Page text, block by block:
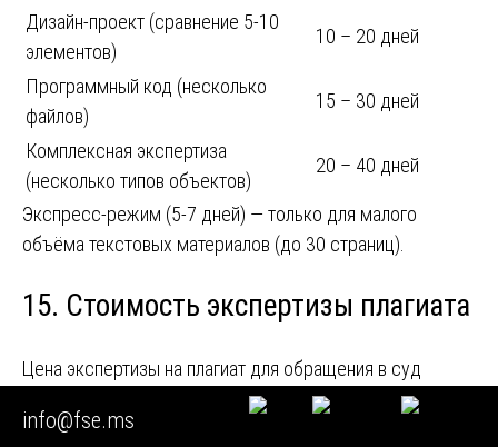
Дизайн-проект (сравнение 5-10
элементов)
10 – 20 дней
Программный код (несколько
файлов)
15 – 30 дней
Комплексная экспертиза
(несколько типов объектов)
20 – 40 дней
Экспресс-режим (5-7 дней) — только для малого
объёма текстовых материалов (до 30 страниц).
15. Стоимость экспертизы плагиата
Цена экспертизы на плагиат для обращения в суд
info@fse.ms